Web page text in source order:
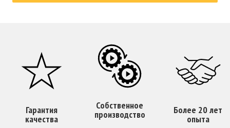
Гарантия
качества
Собственное
производство Более 20 лет
опыта